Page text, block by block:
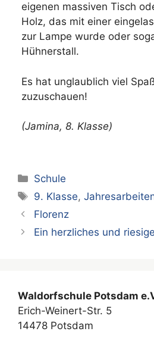
eigenen massiven Tisch
Holz, das mit einer
zur Lampe wurde oder
Hühnerstall.
Es hat unglaublich viel
zuzuschauen!
(Jamina, 8. Klasse)
Kategorien
Schule
Schlagwörter
9. Klasse,
Florenz
Ein herzliches und
Waldorfschule Potsdam
Erich-Weinert-Str. 5
14478 Potsdam